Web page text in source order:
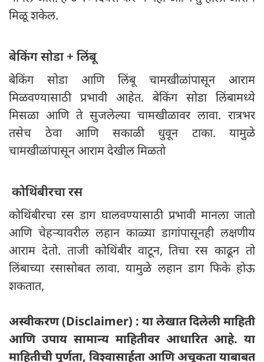
मिळू शकेल.
बेकिंग सोडा + लिंबू
बेकिंग सोडा आणि लिंबू चामखीळांपासून आराम
मिळवण्यासाठी प्रभावी आहेत. बेकिंग सोडा लिंबामध्ये
मिसळा आणि ते सुजलेल्या चामखीळावर लावा. रात्रभर
तसेच ठेवा आणि सकाळी धुवून टाका. यामुळे
चामखीळांपासून आराम देखील मिळतो
कोथिंबीरचा रस
कोथिंबीरचा रस डाग घालवण्यासाठी प्रभावी मानला जातो
आणि चेहऱ्यावरील लहान काळ्या डागांपासूनही लक्षणीय
आराम देतो. ताजी कोथिंबीर वाटून, तिचा रस काढून तो
लिंबाच्या रसासोबत लावा. यामुळे लहान डाग फिके होऊ
शकतात,
अस्वीकरण (Disclaimer) : या लेखात दिलेली माहिती
आणि उपाय सामान्य माहितीवर आधारित आहे. या
माहितीची पूर्णता, विश्वासार्हता आणि अचूकता याबाबत